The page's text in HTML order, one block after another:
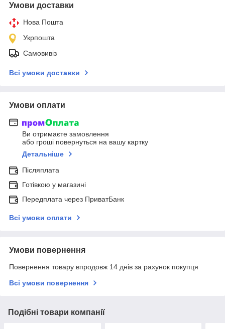
Умови доставки
Нова Пошта
Укрпошта
Самовивіз
Всі умови доставки
Умови оплати
Ви отримаєте замовлення
або гроші повернуться на вашу картку
Детальніше
Післяплата
Готівкою у магазині
Передплата через ПриватБанк
Всі умови оплати
Умови повернення
Повернення товару впродовж 14 днів за рахунок покупця
Всі умови повернення
Подібні товари компанії